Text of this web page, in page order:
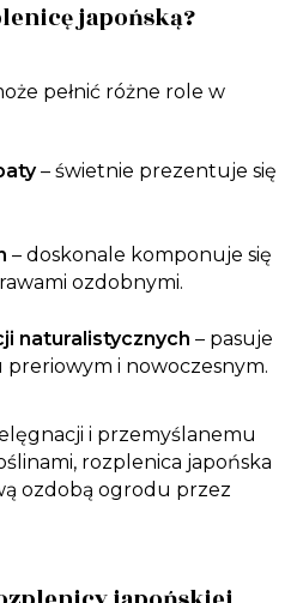
japońską?
pełnić różne role w
– świetnie prezentuje się
– doskonale komponuje się
ozdobnymi.
naturalistycznych – pasuje
i nowoczesnym.
i przemyślanemu
rozplenica japońska
ozdobą ogrodu przez